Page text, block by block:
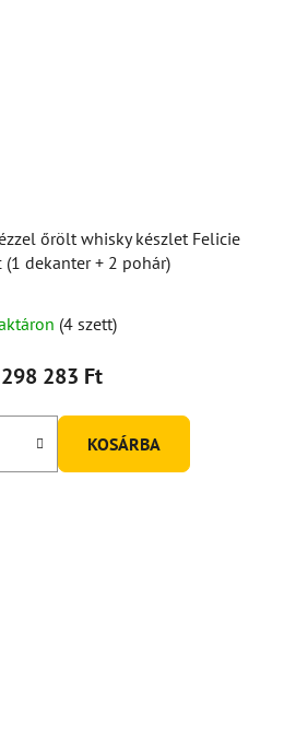
őrölt whisky készlet Felicie
(1 dekanter + 2 pohár)
(4 szett)
298 283 Ft
KOSÁRBA